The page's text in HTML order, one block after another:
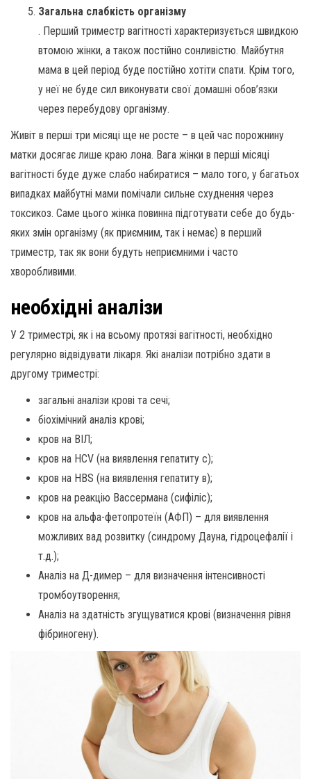
Загальна слабкість організму
. Перший триместр вагітності характеризується швидкою
втомою жінки, а також постійно сонливістю. Майбутня
мама в цей період буде постійно хотіти спати. Крім того,
у неї не буде сил виконувати свої домашні обов’язки
через перебудову організму.
Живіт в перші три місяці ще не росте – в цей час порожнину
матки досягає лише краю лона. Вага жінки в перші місяці
вагітності буде дуже слабо набиратися – мало того, у багатьох
випадках майбутні мами помічали сильне схуднення через
токсикоз. Саме цього жінка повинна підготувати себе до будь-
яких змін організму (як приємним, так і немає) в перший
триместр, так як вони будуть неприємними і часто
хворобливими.
необхідні аналізи
У 2 триместрі, як і на всьому протязі вагітності, необхідно
регулярно відвідувати лікаря. Які аналізи потрібно здати в
другому триместрі:
загальні аналізи крові та сечі;
біохімічний аналіз крові;
кров на ВІЛ;
кров на HCV (на виявлення гепатиту с);
кров на HBS (на виявлення гепатиту в);
кров на реакцію Вассермана (сифіліс);
кров на альфа-фетопротеїн (АФП) – для виявлення
можливих вад розвитку (синдрому Дауна, гідроцефалії і
т.д.);
Аналіз на Д-димер – для визначення інтенсивності
тромбоутворення;
Аналіз на здатність згущуватися крові (визначення рівня
фібриногену).